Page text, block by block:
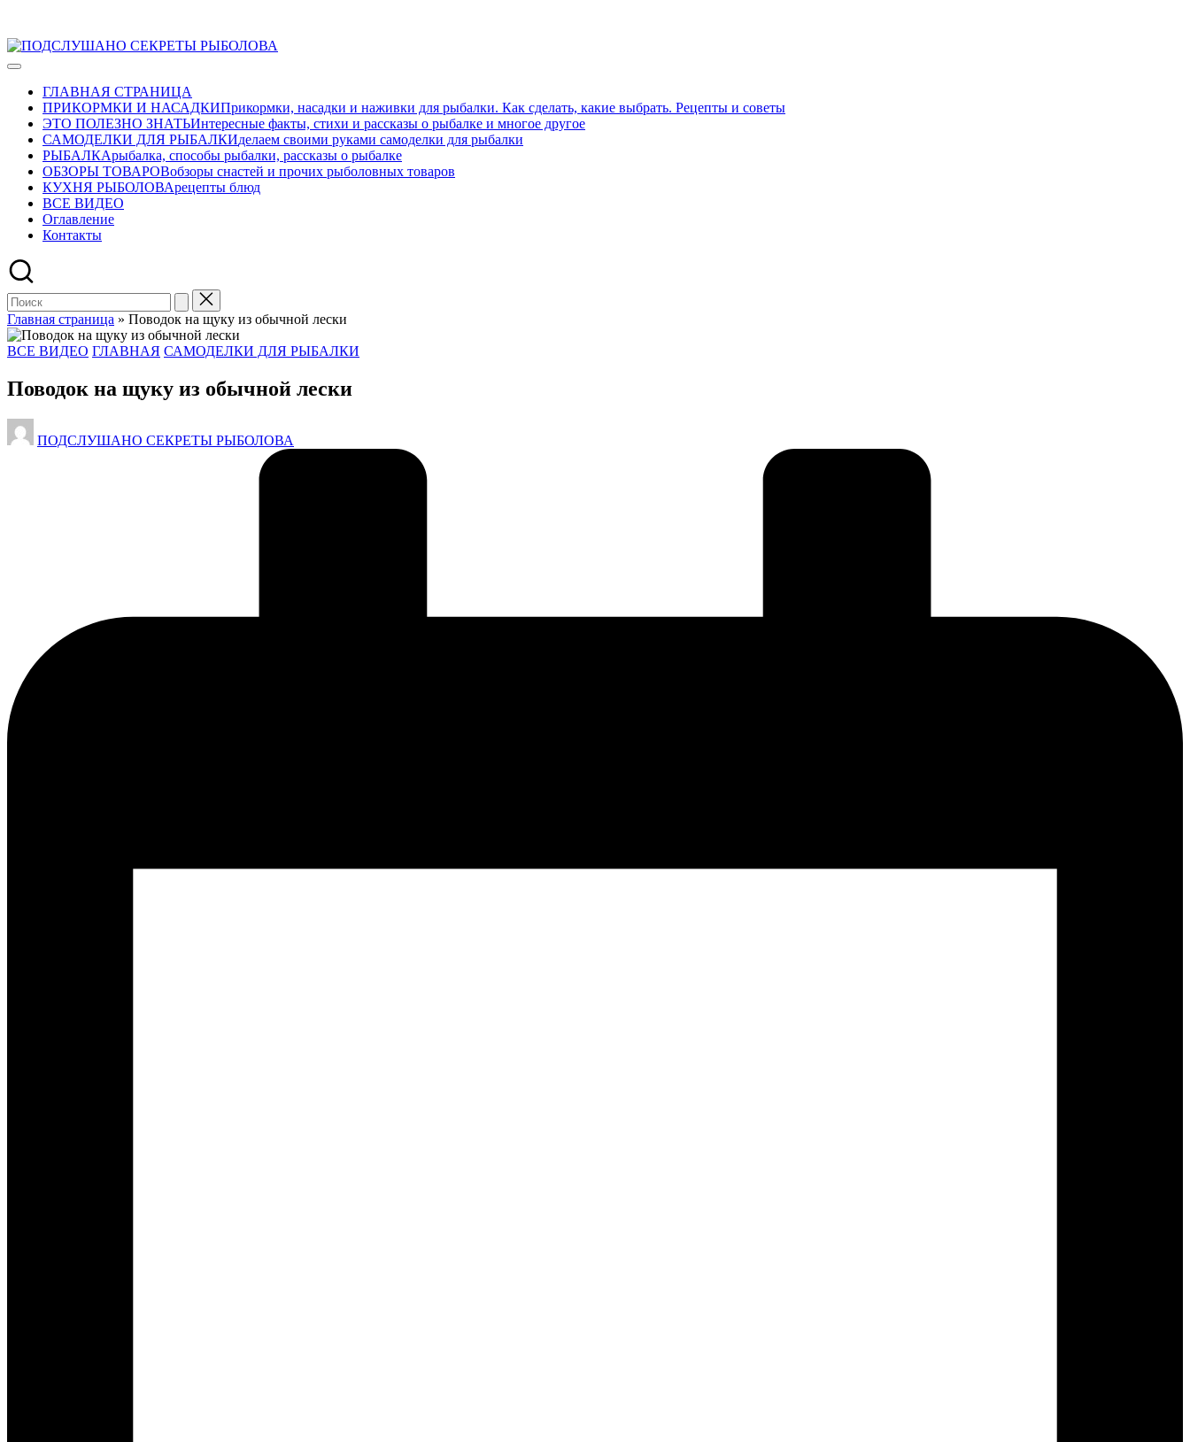
Перейти
к
Развлекательно-
авторский
журнал
рыбалке
ГЛАВНАЯ СТРАНИЦА
ПРИКОРМКИ И НАСАДКИПрикормки, насадки и наживки для рыбалки. Как сделать, какие выбрать. Рецепты и советы
ЭТО ПОЛЕЗНО ЗНАТЬИнтересные факты, стихи и рассказы о рыбалке и многое другое
САМОДЕЛКИ ДЛЯ РЫБАЛКИделаем своими руками самоделки для рыбалки
РЫБАЛКАрыбалка, способы рыбалки, рассказы о рыбалке
ОБЗОРЫ ТОВАРОВобзоры снастей и прочих рыболовных товаров
КУХНЯ РЫБОЛОВАрецепты блюд
ВСЕ ВИДЕО
Оглавление
Контакты
Главная страница » Поводок на щуку из обычной лески
Опубликовано
ВСЕ ВИДЕО ГЛАВНАЯ САМОДЕЛКИ ДЛЯ РЫБАЛКИ
Поводок на щуку из обычной лески
Запись
от
ПОДСЛУШАНО СЕКРЕТЫ РЫБОЛОВА